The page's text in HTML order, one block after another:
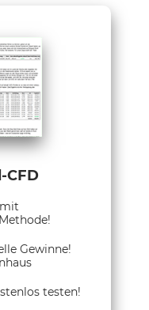
CFD
Gewinne!
testen!